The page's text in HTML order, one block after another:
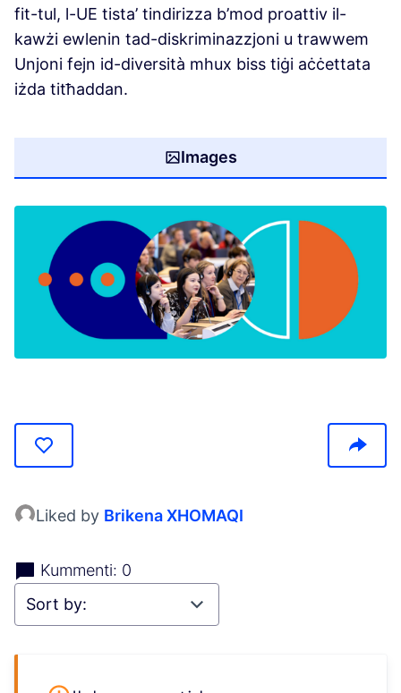
fit-tul, l-UE tista’ tindirizza b’mod proattiv il-
kawżi ewlenin tad-diskriminazzjoni u trawwem
Unjoni fejn id-diversità mhux biss tiġi aċċettata
iżda titħaddan.
Images
Liked by Brikena XHOMAQI
Kummenti: 0